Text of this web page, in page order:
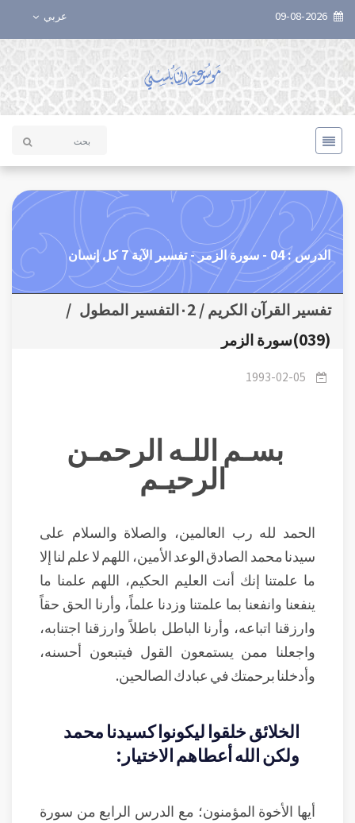
عربي
الدرس : 04 - سورة الزمر - تفسير الآية 7 كل إنسان
تفسير القرآن الكريم / ٠2التفسير المطول
/
(039)سورة الزمر
1993-02-05
بسـم اللـه الرحمـن
الرحيـم
الحمد لله رب العالمين، والصلاة والسلام على
سيدنا محمد الصادق الوعد الأمين، اللهم لا علم لنا إلا
ما علمتنا إنك أنت العليم الحكيم، اللهم علمنا ما
ينفعنا وانفعنا بما علمتنا وزدنا علماً، وأرنا الحق حقاً
وارزقنا اتباعه، وأرنا الباطل باطلاً وارزقنا اجتنابه،
واجعلنا ممن يستمعون القول فيتبعون أحسنه،
وأدخلنا برحمتك في عبادك الصالحين.
الخلائق خلقوا ليكونوا كسيدنا محمد
ولكن الله أعطاهم الاختيار:
أيها الأخوة المؤمنون؛ مع الدرس الرابع من سورة